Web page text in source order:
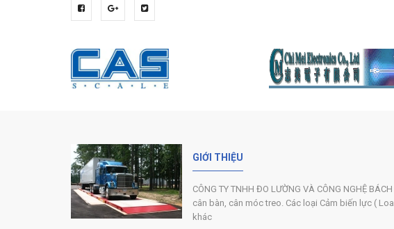
GIỚI THIỆU
CÔNG TY TNHH ĐO LƯỜNG VÀ CÔNG NGHỆ
cân bàn, cân móc treo. Các loại Cảm biến lực (
khác